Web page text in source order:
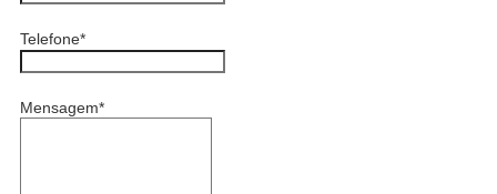
Telefone*
Mensagem*